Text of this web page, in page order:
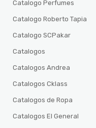
Catalogo Perfumes
Catalogo Roberto Tapia
Catalogo SCPakar
Catalogos
Catalogos Andrea
Catalogos Cklass
Catalogos de Ropa
Catalogos El General